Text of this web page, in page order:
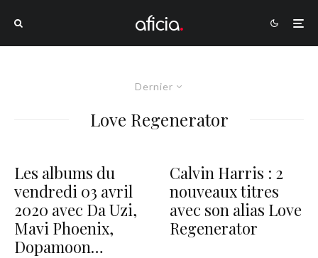
Dernier
Love Regenerator
Les albums du
vendredi 03 avril
2020 avec Da Uzi,
Mavi Phoenix,
Dopamoon…
Calvin Harris : 2
nouveaux titres
avec son alias Love
Regenerator